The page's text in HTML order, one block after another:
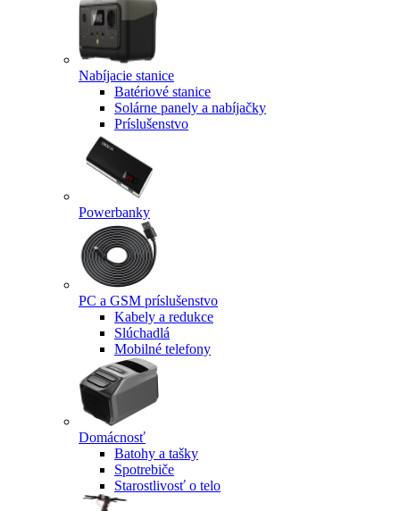
Nabíjacie stanice
Batériové stanice
Solárne panely a nabíjačky
Príslušenstvo
Powerbanky
PC a GSM príslušenstvo
Kabely a redukce
Slúchadlá
Mobilné telefony
Domácnosť
Batohy a tašky
Spotrebiče
Starostlivosť o telo